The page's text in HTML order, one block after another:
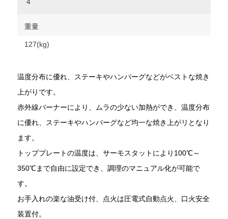
重量
127(kg)
温度分布に優れ、ステーキやハンバーグなどがベストな焼き
上がりです。
赤外線バーナーにより、ムラの少ない加熱ができ、温度分布
に優れ、ステーキやハンバーグなど均一な焼き上がリとなり
ます。
トッププレートの温度は、サーモスタットにより100℃～
350℃まで自由に設定でき、調理のマニュアル化が可能で
す。
お手入れの楽な油受け付、点火は圧電式自動点火、口火安全
装置付。